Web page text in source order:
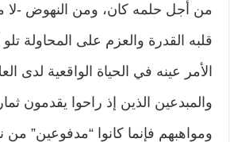
من أجل حلمه كان، ومن النهوض -لا
قلبه القدرة والعزم على المحاولة تلو
الأمر عينه في الحياة الواقعية لدى
والمبدعين الذين إذ راحوا يقدمون
ومواهبهم فإنما كانوا “مدفوعين” من